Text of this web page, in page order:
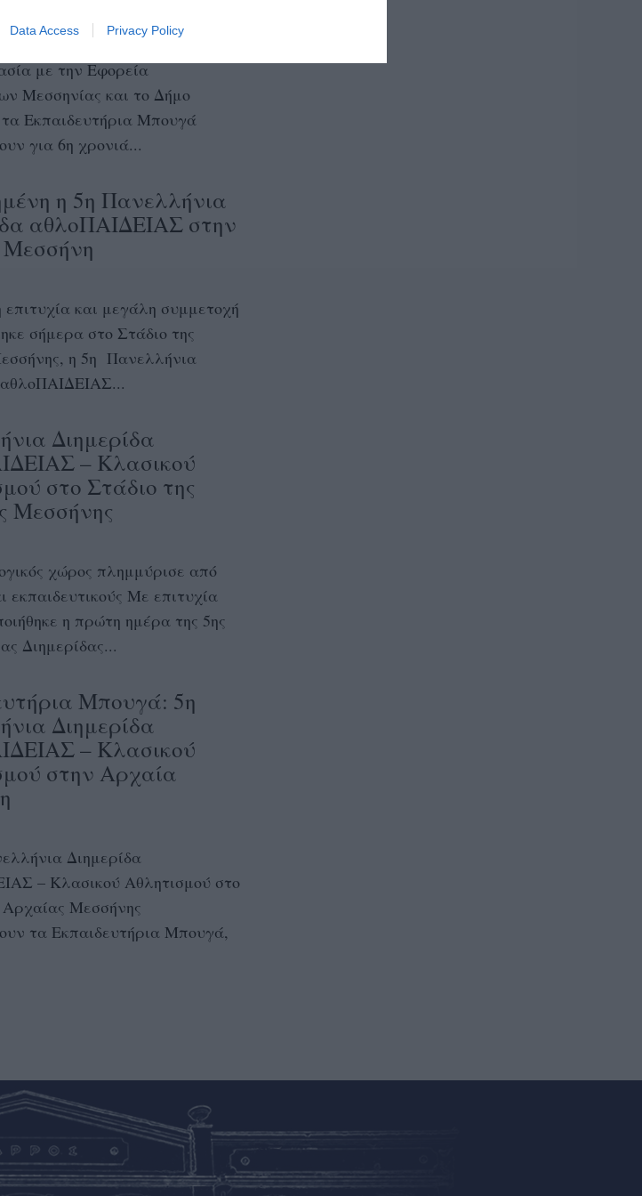
Data Access Privacy Policy
με την Εφορεία
Μεσσηνίας και το Δήμο
Εκπαιδευτήρια Μπουγά
για 6η χρονιά...
η 5η Πανελλήνια
αθλοΠΑΙΔΕΙΑΣ στην
και μεγάλη συμμετοχή
σήμερα στο Στάδιο της
η 5η Πανελλήνια
Διημερίδα
– Κλασικού
στο Στάδιο της
Μεσσήνης
χώρος πλημμύρισε από
εκπαιδευτικούς Με επιτυχία
η πρώτη ημέρα της 5ης
Διημερίδας...
Μπουγά: 5η
Διημερίδα
– Κλασικού
στην Αρχαία
Διημερίδα
– Κλασικού Αθλητισμού στο
Αρχαίας Μεσσήνης
τα Εκπαιδευτήρια Μπουγά,